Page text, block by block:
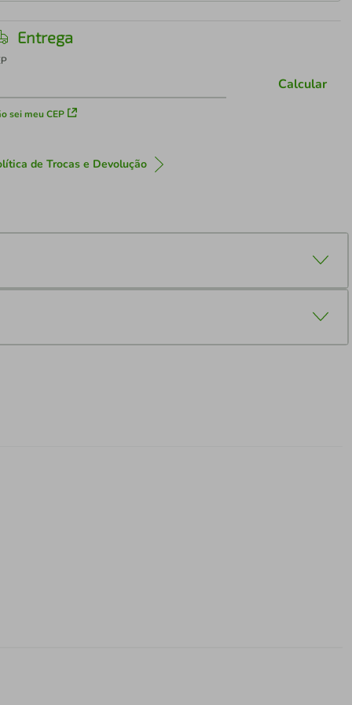
Entrega
sei meu CEP
Calcular
de Trocas e Devolução